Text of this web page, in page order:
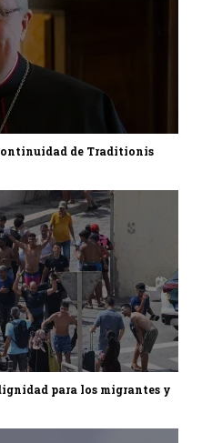
de Traditionis
para los migrantes y